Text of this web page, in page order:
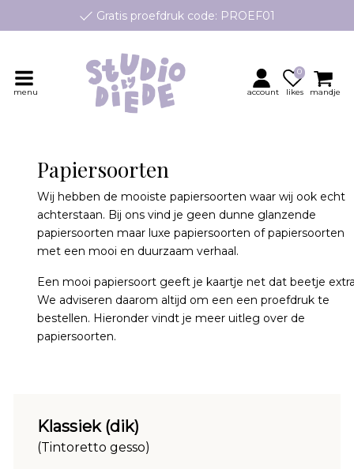
Gratis proefdruk code: PROEF01
geboortekaartjes op maat, speciaal ontworpen voor jouw
Persoonlijk contact en advies
menu account likes
0
mandje
Papiersoorten
Wij hebben de mooiste papiersoorten waar wij ook echt
achterstaan. Bij ons vind je geen dunne glanzende
papiersoorten maar luxe papiersoorten of papiersoorten
met een mooi en duurzaam verhaal.
Een mooi papiersoort geeft je kaartje net dat beetje
We adviseren daarom altijd om een een proefdruk te
bestellen. Hieronder vindt je meer uitleg over de
papiersoorten.
Klassiek (dik)
(Tintoretto gesso)